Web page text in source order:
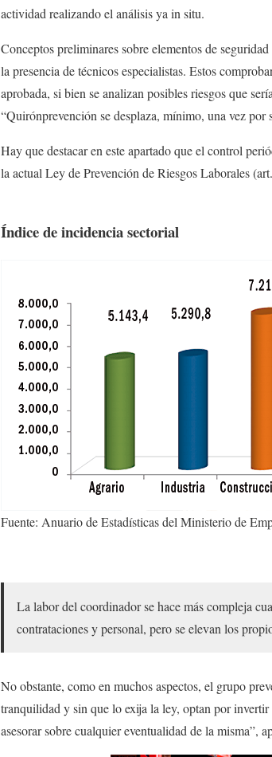
actividad realizando el análisis ya in situ.
Conceptos preliminares sobre elementos de
la presencia de técnicos especialistas. Estos
aprobada, si bien se analizan posibles riesgos que
“Quirónprevención se desplaza, mínimo, una vez por
Hay que destacar en este apartado que el control
la actual Ley de Prevención de Riesgos Laborales
Índice de incidencia sectorial
Fuente: Anuario de Estadísticas del Ministerio de
La labor del coordinador se hace más compleja
contrataciones y personal, pero se elevan los
No obstante, como en muchos aspectos, el grupo
tranquilidad y sin que lo exija la ley, optan por
asesorar sobre cualquier eventualidad de la misma”,